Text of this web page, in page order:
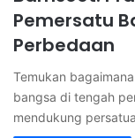
Pemersatu
Perbedaan
Temukan
bangsa di tengah
mendukung